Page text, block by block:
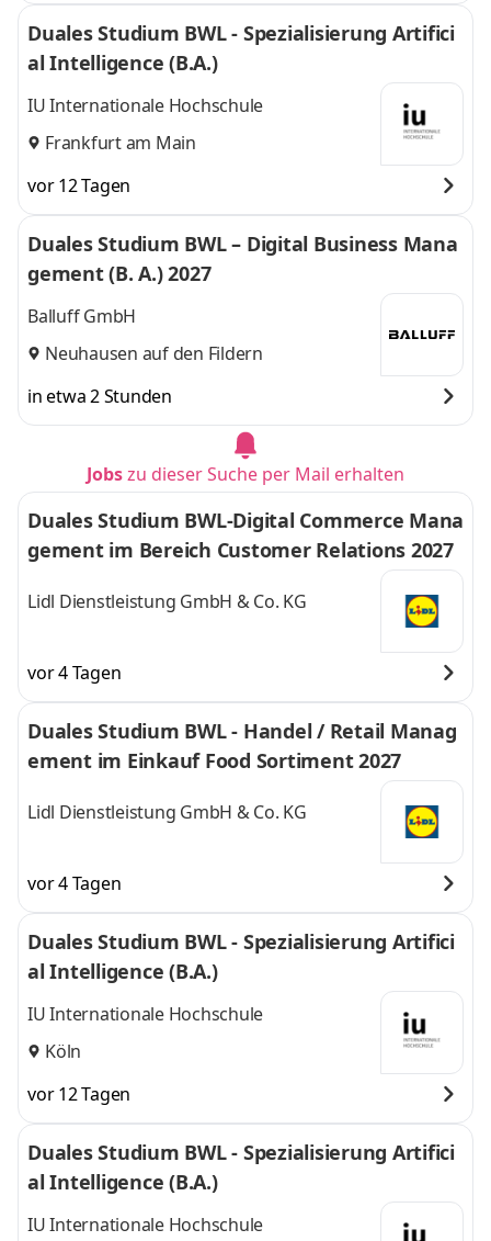
Duales Studium BWL - Spezialisierung Artifici
al Intelligence (B.A.)
IU Internationale Hochschule
Frankfurt am Main
vor 12 Tagen
Duales Studium BWL – Digital Business Mana
gement (B. A.) 2027
Balluff GmbH
Neuhausen auf den Fildern
in etwa 2 Stunden
Jobszu dieser Suche per Mail erhalten
Duales Studium BWL-Digital Commerce Mana
gement im Bereich Customer Relations 2027
Lidl Dienstleistung GmbH & Co. KG
vor 4 Tagen
Duales Studium BWL - Handel / Retail Manag
ement im Einkauf Food Sortiment 2027
Lidl Dienstleistung GmbH & Co. KG
vor 4 Tagen
Duales Studium BWL - Spezialisierung Artifici
al Intelligence (B.A.)
IU Internationale Hochschule
Köln
vor 12 Tagen
Duales Studium BWL - Spezialisierung Artifici
al Intelligence (B.A.)
IU Internationale Hochschule